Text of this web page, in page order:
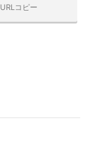
URLコピー